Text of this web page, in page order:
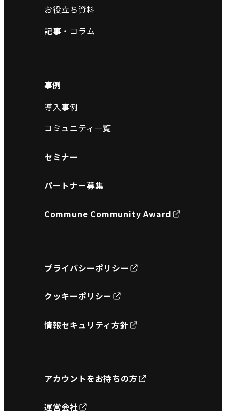
お役立ち資料
記事・コラム
事例
導入事例
コミュニティ一覧
セミナー
パートナー募集
Commune Community Award
プライバシーポリシー
クッキーポリシー
情報セキュリティ方針
アカウントをお持ちの方
運営会社